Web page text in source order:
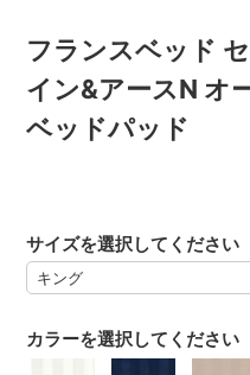
フランスベッド
イン&アースN オ
ベッドパッド
カラーを選択してください
サイズを選択してください